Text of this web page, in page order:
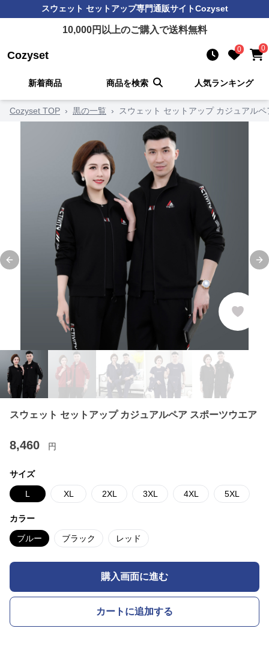
スウェット セットアップ専門通販サイトCozyset
10,000円以上のご購入で送料無料
Cozyset 0 0
新着商品 商品を検索 人気ランキング
Cozyset TOP › 黒の一覧 › スウェット セットアップ カジュアル
Previous slide
スウェット セットアップ カジュアルペア スポーツウエア
8,460 円
サイズ
L XL 2XL 3XL 4XL 5XL
カラー
ブルー ブラック レッド
購入画面に進む
カートに追加する